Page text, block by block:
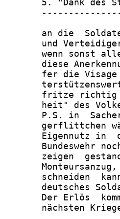
5. "Dank des
an die
und
wenn sonst
diese
fer die
fritze
heit" des
P.S. in
gerflittchen
Eigennutz in
Bundeswehr
zeigen
schneiden
deutsches
Der Erlös
nächsten